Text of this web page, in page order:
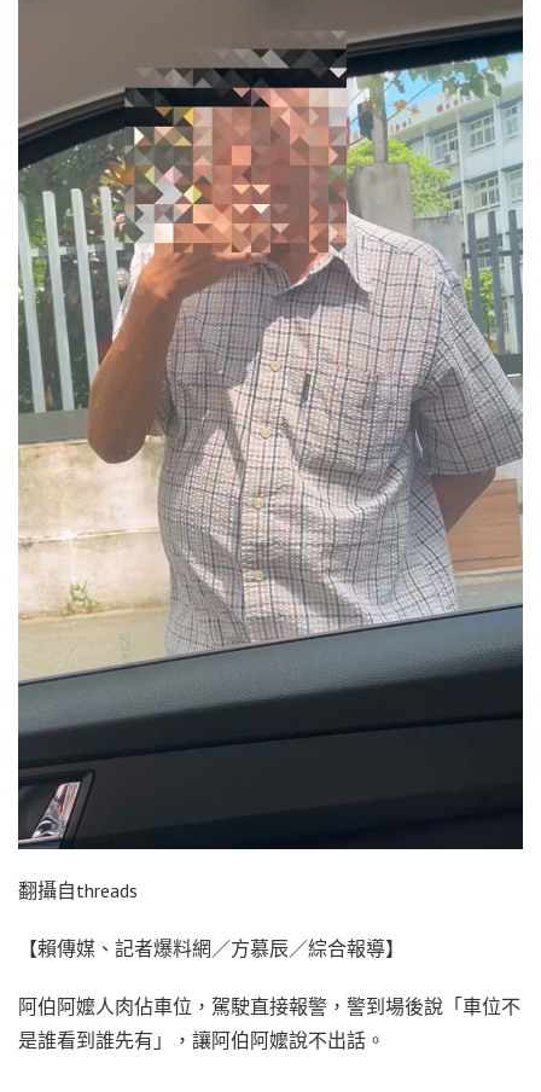
翻攝自threads
【賴傳媒、記者爆料網／方慕辰／綜合報導】
阿伯阿嬤人肉佔車位，駕駛直接報警，警到場後說「車位不
是誰看到誰先有」，讓阿伯阿嬤說不出話。